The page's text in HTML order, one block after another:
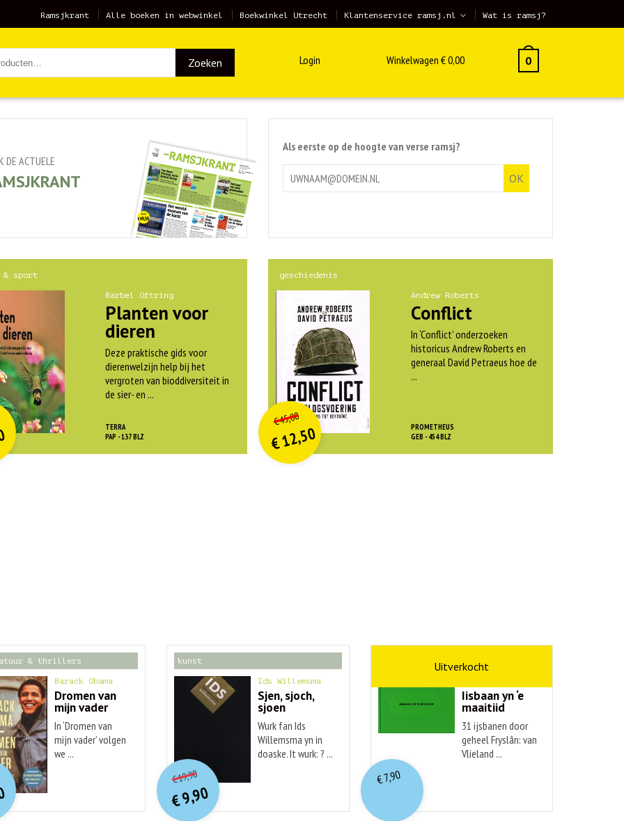
Ramsjkrant Alle boeken in webwinkel Boekwinkel Utrecht Klantenservice ramsj.nl Wat is ramsj?
Zoeken Login Winkelwagen €0,00 0
DE ACTUELE
Als eerste op de hoogte van verse ramsj?
& sport
Bärbel Oftring
Planten voor
dieren
Deze praktische gids voor
dierenwelzijn help bij het
vergroten van bioddiversiteit in
de sier- en ...
TERRA
PAP - 137 BLZ
€ 21,99.
€ 9,90.
geschiedenis
Andrew Roberts
Conflict
In ‘Conflict’ onderzoeken
historicus Andrew Roberts en
generaal David Petraeus hoe de
...
PROMETHEUS
GEB - 454 BLZ
€45,00O
orspr
onkelijke
prijs
was:
€ 45,00.
€12,50
Huidige
prijs
is:€ 12,50.
& thrillers
Barack Obama
Dromen van
mijn vader
In ‘Dromen van
mijn vader’ volgen
we ...
€ 20,00.
€ 9,90.
kunst
Ids Willemsma
Sjen, sjoch,
sjoen
Wurk fan Ids
Willemsma yn in
doaske. It wurk: ? ...
€19,90O
orspr
onkelijke
prijs
was:
€ 19,90.
€9,90
Huidige
prijs
is:
€ 9,90.
Iisbaan yn ‘e
maaitiid
31 ijsbanen door
geheel Fryslân: van
Vlieland ...
€7,90